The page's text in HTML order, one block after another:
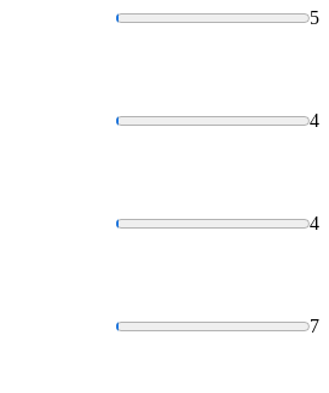
5
4
4
7